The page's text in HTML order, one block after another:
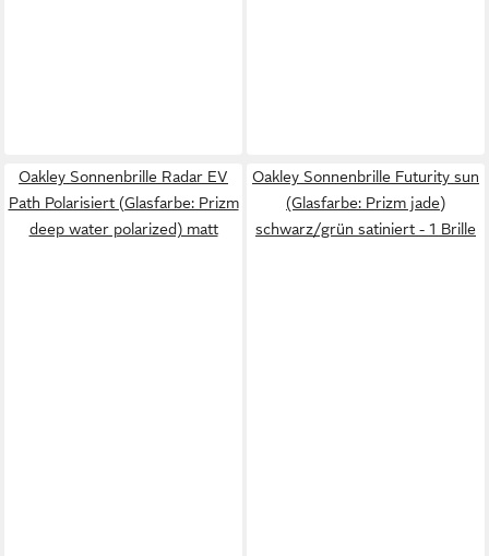
Oakley Sonnenbrille Radar EV
Path Polarisiert (Glasfarbe: Prizm
deep water polarized) matt
Oakley Sonnenbrille Futurity sun
(Glasfarbe: Prizm jade)
schwarz/grün satiniert - 1 Brille